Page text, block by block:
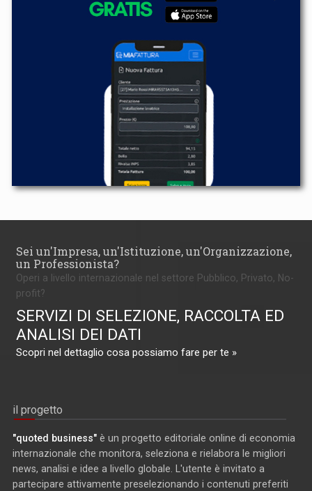
Sei un'Impresa, un'Istituzione, un'Organizzazione,
un Professionista?
Operi a livello internazionale nel settore Pubblico, Privato, No-
profit?
SERVIZI DI SELEZIONE, RACCOLTA ED
ANALISI DEI DATI
Scopri nel dettaglio cosa possiamo fare per te »
il progetto
"quoted business" è un progetto editoriale online di economia
internazionale che monitora, seleziona e rielabora le migliori
news, analisi e idee a livello globale. L'utente è invitato a
partecipare attivamente preselezionando i contenuti preferiti